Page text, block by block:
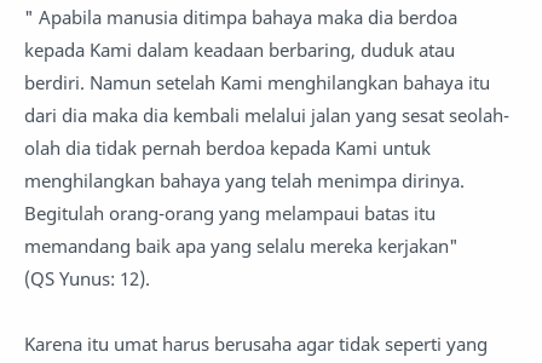
" Apabila manusia ditimpa bahaya maka dia berdoa
kepada Kami dalam keadaan berbaring, duduk atau
berdiri. Namun setelah Kami menghilangkan bahaya itu
dari dia maka dia kembali melalui jalan yang sesat seolah-
olah dia tidak pernah berdoa kepada Kami untuk
menghilangkan bahaya yang telah menimpa dirinya.
Begitulah orang-orang yang melampaui batas itu
memandang baik apa yang selalu mereka kerjakan"
(QS Yunus: 12).
Karena itu umat harus berusaha agar tidak seperti yang